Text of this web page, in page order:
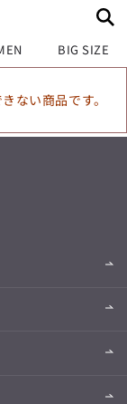
BIG SIZE
ない商品です。